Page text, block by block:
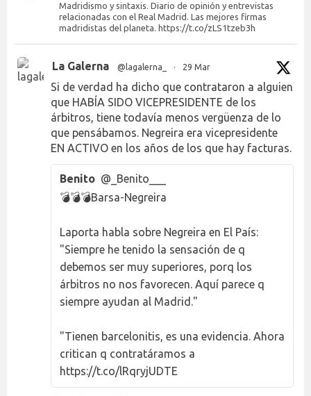
Madridismo y sintaxis. Diario de opinión y entrevistas
relacionadas con el Real Madrid. Las mejores firmas
madridistas del planeta. https://t.co/zLS1tzeb3h
La Galerna @lagalerna_ · 29 Mar
Si de verdad ha dicho que contrataron a alguien
que HABÍA SIDO VICEPRESIDENTE de los
árbitros, tiene todavía menos vergüenza de lo
que pensábamos. Negreira era vicepresidente
EN ACTIVO en los años de los que hay facturas.
Benito @_Benito___
💣💣💣Barsa-Negreira
Laporta habla sobre Negreira en El País:
"Siempre he tenido la sensación de q
debemos ser muy superiores, porq los
árbitros no nos favorecen. Aquí parece q
siempre ayudan al Madrid."
"Tienen barcelonitis, es una evidencia. Ahora
critican q contratáramos a
https://t.co/lRqryjUDTE